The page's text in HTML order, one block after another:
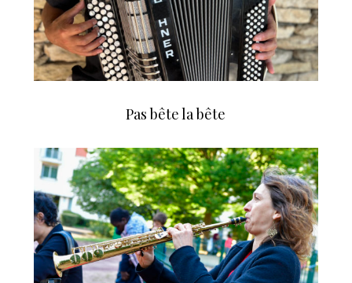
Pas bête la bête